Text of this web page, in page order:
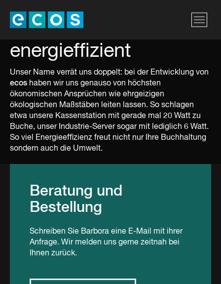
energieffizient
Unser Name verrät uns doppelt: bei der Entwicklung von
ecos haben wir uns genauso von höchsten
ökonomischen Ansprüchen wie ehrgeizigen
ökologischen Maßstäben leiten lassen. So schlagen
etwa unsere Kassenstation mit gerade mal 20 Watt zu
Buche, unser Industrie-Server sogar mit lediglich 6 Watt.
So viel Energieeffizienz freut nicht nur Ihre Buchhaltung
sondern auch die Umwelt.
Beratung und
Bestellung
Schreiben Sie Barbora eine E-Mail mit ihrer
Anfrage. Wir melden uns gerne zeitnah bei
Ihnen zurück.